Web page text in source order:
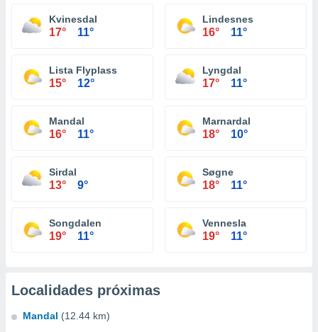
Kvinesdal
17° 11°
Lindesnes
16° 11°
Lista Flyplass
15° 12°
Lyngdal
17° 11°
Mandal
16° 11°
Marnardal
18° 10°
Sirdal
13° 9°
Søgne
18° 11°
Songdalen
19° 11°
Vennesla
19° 11°
Localidades próximas
Mandal (12.44 km)